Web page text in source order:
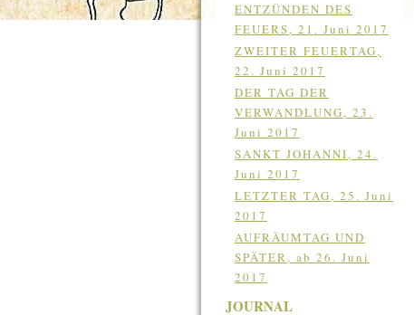
ENTZÜNDEN DES
FEUERS, 21. Juni 2017
ZWEITER FEUERTAG,
22. Juni 2017
DER TAG DER
VERWANDLUNG, 23.
Juni 2017
SANKT JOHANNI, 24.
Juni 2017
LETZTER TAG, 25. Juni
2017
AUFRÄUMTAG UND
SPÄTER, ab 26. Juni
2017
JOURNAL